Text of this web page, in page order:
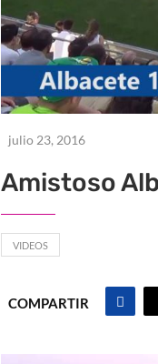
julio 23, 2016
Amistoso
VIDEOS
COMPARTIR